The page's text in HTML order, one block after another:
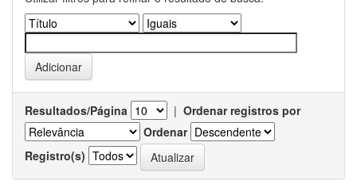
Resultados/Página | Ordenar registros por
Ordenar
Registro(s)